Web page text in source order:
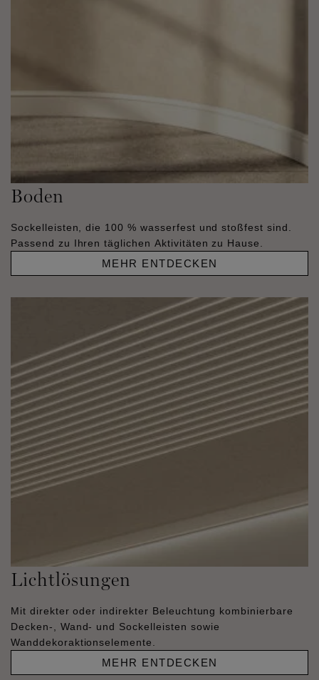
Boden
Sockelleisten, die 100 % wasserfest und stoßfest sind.
Passend zu Ihren täglichen Aktivitäten zu Hause.
MEHR ENTDECKEN
Lichtlösungen
Mit direkter oder indirekter Beleuchtung kombinierbare
Decken-, Wand- und Sockelleisten sowie
Wanddekoraktionselemente.
MEHR ENTDECKEN